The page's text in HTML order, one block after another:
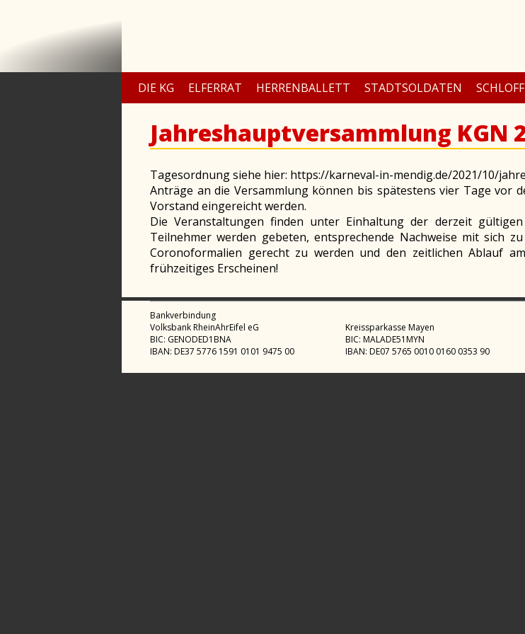
DIE KG ELFERRAT HERRENBALLETT STADTSOLDATEN
Jahreshauptversammlung KGN
Tagesordnung siehe hier: https://karneval-in-mendig.de/2021/10/
Anträge an die Versammlung können bis spätestens vier Tage vor
Vorstand eingereicht werden.
Die Veranstaltungen finden unter Einhaltung der derzeit
Teilnehmer werden gebeten, entsprechende Nachweise mit sich
Coronoformalien gerecht zu werden und den zeitlichen Ablauf
frühzeitiges Erscheinen!
Bankverbindung
Volksbank RheinAhrEifel eG
BIC: GENODED1BNA
IBAN: DE37 5776 1591 0101 9475 00
Kreissparkasse Mayen
BIC: MALADE51MYN
IBAN: DE07 5765 0010 0160 0353 90